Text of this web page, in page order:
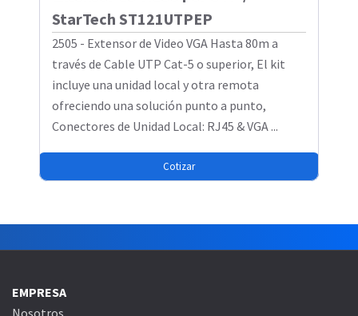
StarTech ST121UTPEP
2505 - Extensor de Video VGA Hasta 80m a
través de Cable UTP Cat-5 o superior, El kit
incluye una unidad local y otra remota
ofreciendo una solución punto a punto,
Conectores de Unidad Local: RJ45 & VGA ...
Cotizar
EMPRESA
Nosotros